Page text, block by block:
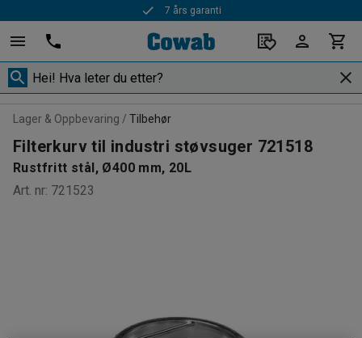
7 års garanti
Lager & Oppbevaring Tilbehør
Filterkurv til industri støvsuger 721518
Rustfritt stål, Ø400 mm, 20L
Art. nr: 721523